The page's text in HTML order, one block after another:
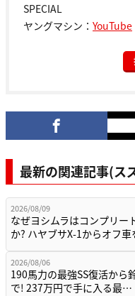
SPECIAL
ヤングマシン： YouTube
最新の関連記事(ス
2026/08/09
なぜヨシムラはコンプリー
か? ハヤブサX-1からオフ
2026/08/06
190馬力の最強SS復活から
で! 237万円で手に入る最…